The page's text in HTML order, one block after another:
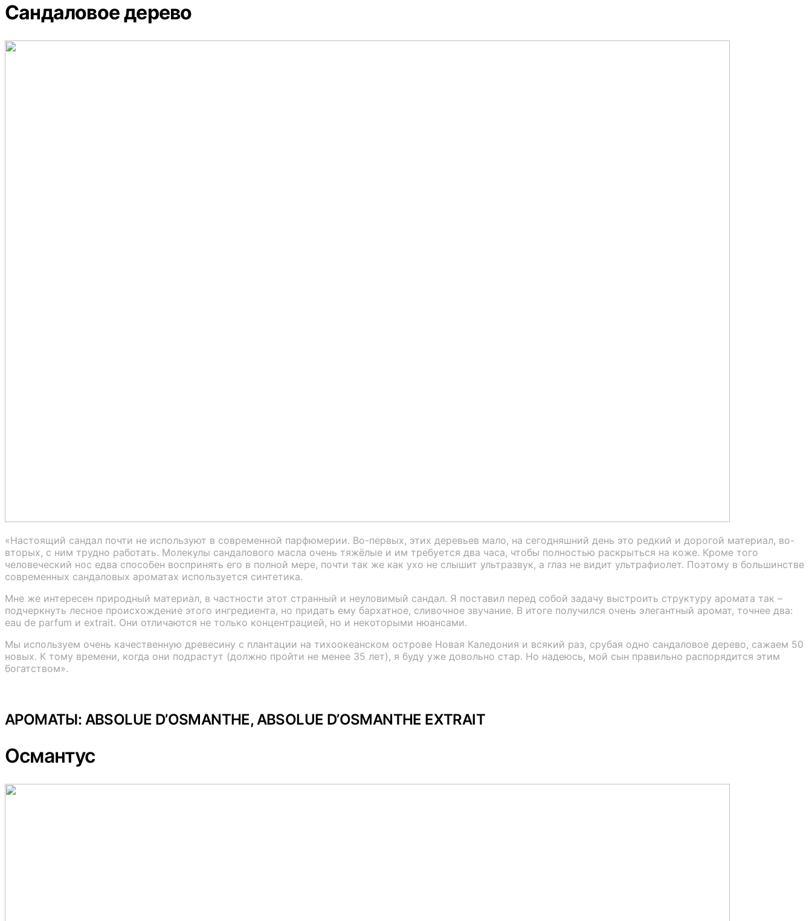
Сандаловоедерево
«Настоящий сандал почти не используют в современной парфюмерии. Во-первых, этих деревьев мало, на сегодняшний день это редкий и дорогой материал, во-
вторых, с ним трудно работать. Молекулы сандалового масла очень тяжёлые и им требуется два часа, чтобы полностью раскрыться на коже. Кроме того
человеческий нос едва способен воспринять его в полной мере, почти так же как ухо не слышит ультразвук, а глаз не видит ультрафиолет. Поэтому в большинстве
современных сандаловых ароматах используется синтетика.
Мне же интересен природный материал, в частности этот странный и неуловимый сандал. Я поставил перед собой задачу выстроить структуру аромата так –
подчеркнуть лесное происхождение этого ингредиента, но придать ему бархатное, сливочное звучание. В итоге получился очень элегантный аромат, точнее два:
eau de parfum и extrait. Они отличаются не только концентрацией, но и некоторыми нюансами.
Мы используем очень качественную древесину с плантации на тихоокеанском острове Новая Каледония и всякий раз, срубая одно сандаловое дерево, сажаем 50
новых. К тому времени, когда они подрастут (должно пройти не менее 35 лет), я буду уже довольно стар. Но надеюсь, мой сын правильно распорядится этим
богатством».
АРОМАТЫ: ABSOLUE D’OSMANTHE, ABSOLUE D’OSMANTHE EXTRAIT
Османтус